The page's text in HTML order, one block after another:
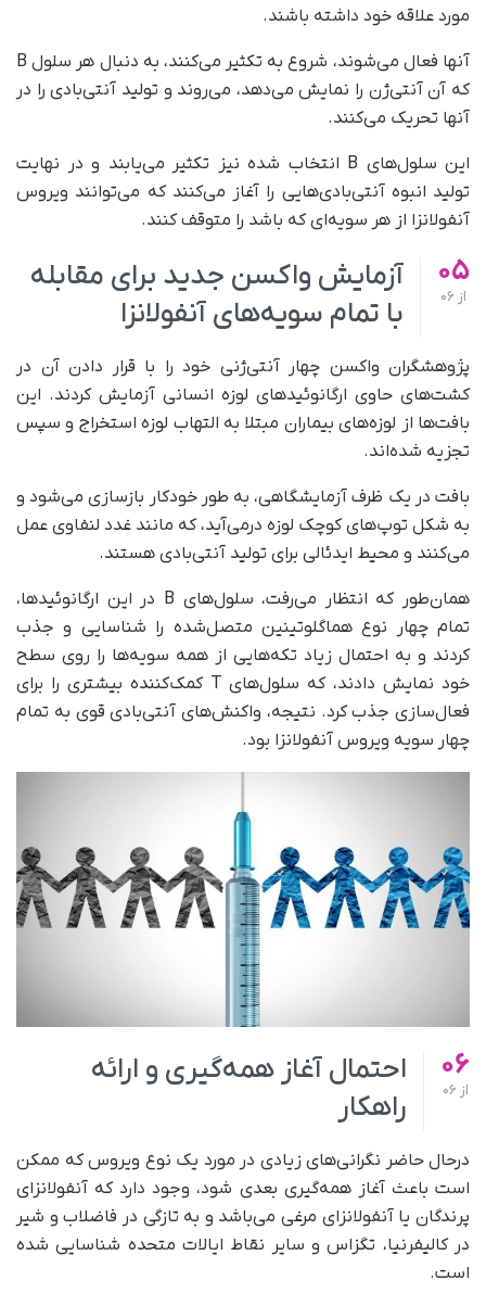
مورد علاقه خود داشته باشند.
آنها فعال می‌شوند، شروع به تکثیر می‌کنند، به دنبال هر سلول B
که آن آنتی‌ژن را نمایش می‌دهد، می‌روند و تولید آنتی‌بادی را در
آنها تحریک می‌کنند.
این سلول‌های B انتخاب شده نیز تکثیر می‌یابند و در نهایت
تولید انبوه آنتی‌بادی‌هایی را آغاز می‌کنند که می‌توانند ویروس
آنفولانزا از هر سویه‌ای که باشد را متوقف کنند.
05
از
آزمایش واکسن جدید برای مقابله
با تمام سویه‌های آنفولانزا
پژوهشگران واکسن چهار آنتی‌ژنی خود را با قرار دادن آن در
کشت‌های حاوی ارگانوئیدهای لوزه انسانی آزمایش کردند. این
بافت‌ها از لوزه‌های بیماران مبتلا به التهاب لوزه استخراج و سپس
تجزیه شده‌اند.
بافت در یک ظرف آزمایشگاهی، به طور خودکار بازسازی می‌شود و
به شکل توپ‌های کوچک لوزه درمی‌آید، که مانند غدد لنفاوی عمل
می‌کنند و محیط ایدئالی برای تولید آنتی‌بادی هستند.
همان‌طور که انتظار می‌رفت، سلول‌های B در این ارگانوئیدها،
تمام چهار نوع هماگلوتینین متصل‌شده را شناسایی و جذب
کردند و به احتمال زیاد تکه‌هایی از همه سویه‌ها را روی سطح
خود نمایش دادند، که سلول‌های T کمک‌کننده بیشتری را برای
فعال‌سازی جذب کرد. نتیجه، واکنش‌های آنتی‌بادی قوی به تمام
چهار سویه ویروس آنفولانزا بود.
06
از
احتمال آغاز همه‌گیری و ارائه
راهکار
درحال حاضر نگرانی‌های زیادی در مورد یک نوع ویروس که ممکن
است باعث آغاز همه‌گیری بعدی شود، وجود دارد که آنفولانزای
پرندگان یا آنفولانزای مرغی می‌باشد و به تازگی در فاضلاب و شیر
در کالیفرنیا، تگزاس و سایر نقاط ایالات متحده شناسایی شده
است.